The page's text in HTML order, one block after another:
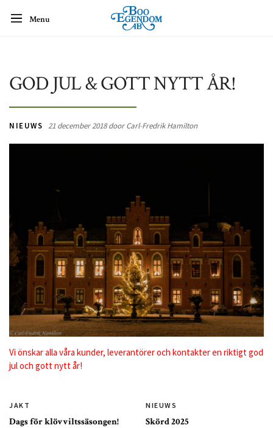
Menu
GOD JUL & GOTT NYTT ÅR!
NIEUWS 21 december 2018 door Carl-Fredrik Hamilton
Vi önskar alla våra kunder, leverantörer och kontakter en riktigt god
jul och gott nytt år!
JAKT
Dags för klövviltssäsongen!
NIEUWS
Skörd 2025